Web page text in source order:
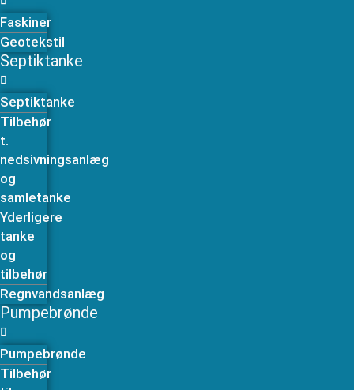
Faskiner
Geotekstil
Septiktanke
Septiktanke
Tilbehør
t.
nedsivningsanlæg
og
samletanke
Yderligere
tanke
og
tilbehør
Regnvandsanlæg
Pumpebrønde
Pumpebrønde
Tilbehør